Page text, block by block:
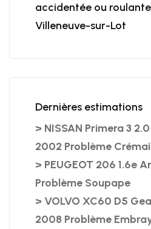
accidentée ou
Villeneuve-sur-Lot
Dernières estimations
> NISSAN Primera 3
2002 Problème
> PEUGEOT 206 1.6e
Problème Soupape
> VOLVO XC60 D5
2008 Problème